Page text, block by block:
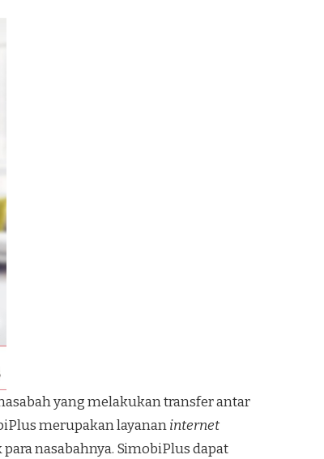
yang melakukan transfer antar
merupakan layananinternet
nasabahnya. SimobiPlus dapat